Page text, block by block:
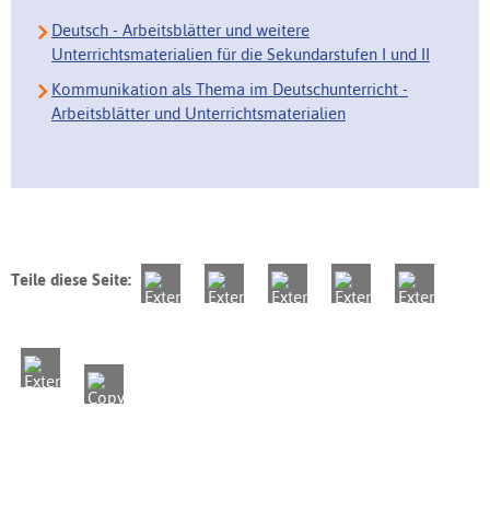
Deutsch - Arbeitsblätter und weitere
Unterrichtsmaterialien für die Sekundarstufen I und II
Kommunikation als Thema im Deutschunterricht -
Arbeitsblätter und Unterrichtsmaterialien
Teile diese Seite: